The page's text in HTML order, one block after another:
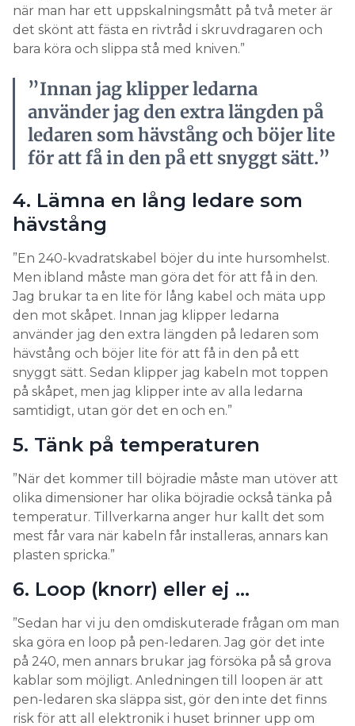
när man har ett uppskalningsmått på två meter är
det skönt att fästa en rivtråd i skruvdragaren och
bara köra och slippa stå med kniven.”
”Innan jag klipper ledarna
använder jag den extra längden på
ledaren som hävstång och böjer lite
för att få in den på ett snyggt sätt.”
4. Lämna en lång ledare som
hävstång
”En 240-kvadratskabel böjer du inte hursomhelst.
Men ibland måste man göra det för att få in den.
Jag brukar ta en lite för lång kabel och mäta upp
den mot skåpet. Innan jag klipper ledarna
använder jag den extra längden på ledaren som
hävstång och böjer lite för att få in den på ett
snyggt sätt. Sedan klipper jag kabeln mot toppen
på skåpet, men jag klipper inte av alla ledarna
samtidigt, utan gör det en och en.”
5. Tänk på temperaturen
”När det kommer till böjradie måste man utöver att
olika dimensioner har olika böjradie också tänka på
temperatur. Tillverkarna anger hur kallt det som
mest får vara när kabeln får installeras, annars kan
plasten spricka.”
6. Loop (knorr) eller ej …
”Sedan har vi ju den omdiskuterade frågan om man
ska göra en loop på pen-ledaren. Jag gör det inte
på 240, men annars brukar jag försöka på så grova
kablar som möjligt. Anledningen till loopen är att
pen-ledaren ska släppa sist, gör den inte det finns
risk för att all elektronik i huset brinner upp om